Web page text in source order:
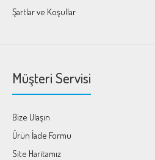
Şartlar ve Koşullar
Müşteri Servisi
Bize Ulaşın
Ürün İade Formu
Site Haritamız